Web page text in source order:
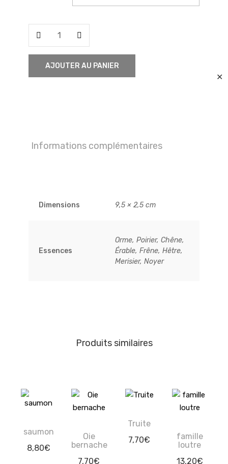
✕
brochet
AJOUTER AU PANIER
Informations complémentaires
Dimensions 9,5 × 2,5 cm
Essences
Orme, Poirier, Chêne,
Érable, Frêne, Hêtre,
Merisier, Noyer
Produits similaires
saumon
8,80€
Oie
bernache
7,70€
Truite
7,70€
famille
loutre
13,20€